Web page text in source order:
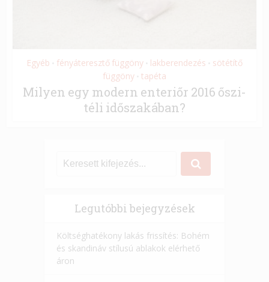
Egyéb fényáteresztő függöny lakberendezés
sötétítő
függöny tapéta
Milyen egy modern enteriőr 2016 őszi-
téli időszakában?
Legutóbbi bejegyzések
Költséghatékony lakás frissítés: Bohém
és skandináv stílusú ablakok elérhető
áron